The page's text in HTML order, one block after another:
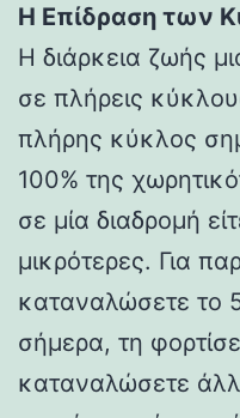
Η Επίδραση των
Η διάρκεια ζωής
σε πλήρεις
πλήρης κύκλος
100% της
σε μία διαδρομή
μικρότερες. Για
καταναλώσετε το
σήμερα, τη
καταναλώσετε